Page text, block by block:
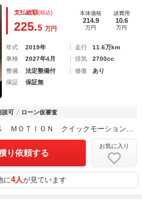
カメラ スマートキー ＬＥ
００Ｖ ドライブレコーダ
支払総額(税込)
225.5 万円
本体価格
214.9
万円
諸費用
10.6
万円
年式 2019年 走行
11.6万km
車検
2027年4月 排気
2700cc
整備
法定整備付 修復
あり
保証
保証無
談可 ローン仮審査
ＱＵＩＣＫ ＭＯＴＩＯＮ クイックモーション Ｆｕｊｉｍｉ ～バン・トラック専門店～
り依頼する
お気に入り
に4人が見ています